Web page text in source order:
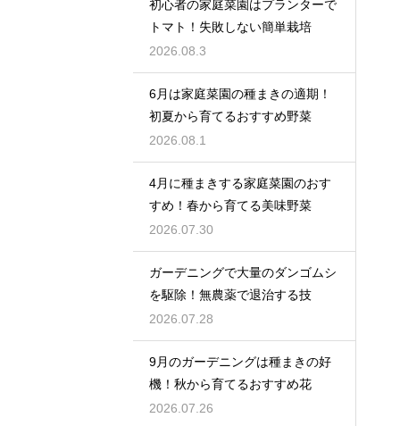
初心者の家庭菜園はプランターで
トマト！失敗しない簡単栽培
2026.08.3
6月は家庭菜園の種まきの適期！
初夏から育てるおすすめ野菜
2026.08.1
4月に種まきする家庭菜園のおす
すめ！春から育てる美味野菜
2026.07.30
ガーデニングで大量のダンゴムシ
を駆除！無農薬で退治する技
2026.07.28
9月のガーデニングは種まきの好
機！秋から育てるおすすめ花
2026.07.26